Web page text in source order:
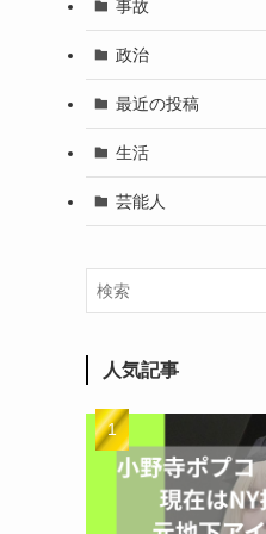
事故
政治
最近の投稿
生活
芸能人
人気記事